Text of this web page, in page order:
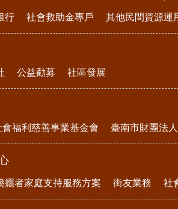
行 社會救助金專戶 其他民間資源運
公益勸募 社區發展
福利慈善事業基金會 臺南市財團法
癮者家庭支持服務方案 街友業務 社